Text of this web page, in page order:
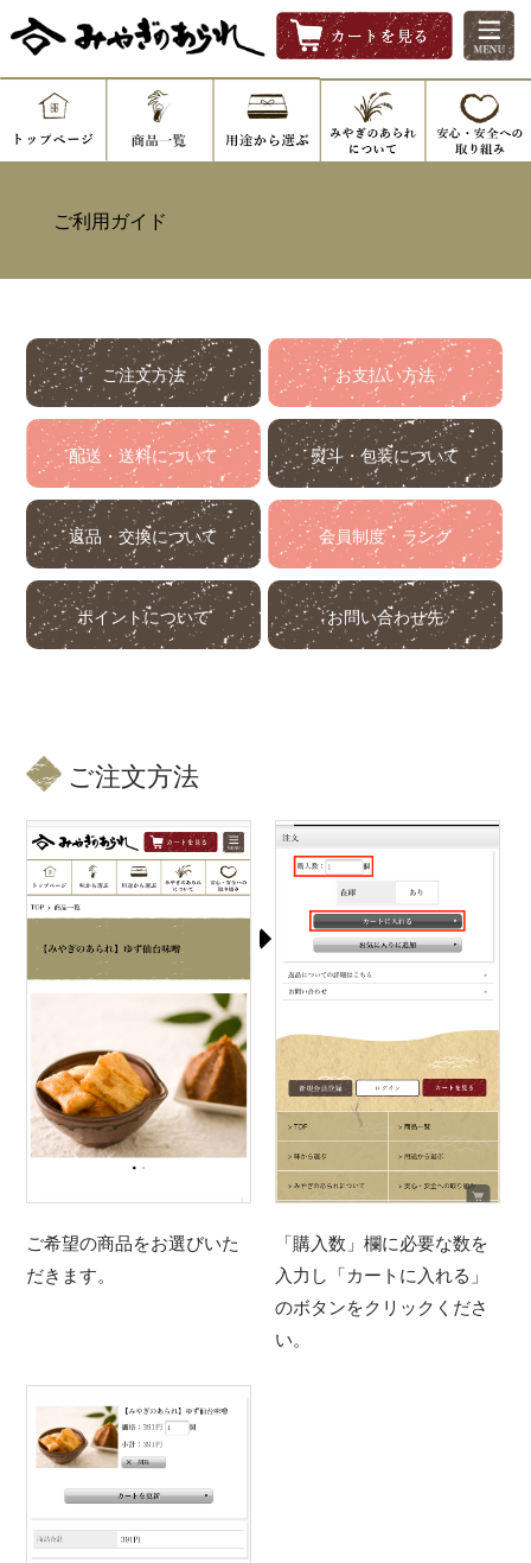
ご利用ガイド
ご注文方法 お支払い方法
配送・送料について 熨斗・包装について
返品・交換について 会員制度・ランク
ポイントについて お問い合わせ先
ご注文方法
ご希望の商品をお選びいた
だきます。
「購入数」欄に必要な数を
入力し「カートに入れる」
のボタンをクリックくださ
い。